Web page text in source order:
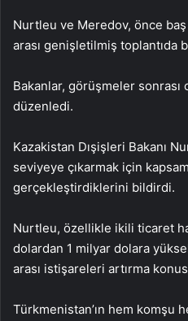
Nurtleu ve Meredov, önce
arası genişletilmiş toplantıda
Bakanlar, görüşmeler sonrası
düzenledi.
Kazakistan Dışişleri Bakanı
seviyeye çıkarmak için
gerçekleştirdiklerini bildirdi.
Nurtleu, özellikle ikili ticaret
dolardan 1 milyar dolara
arası istişareleri artırma
Türkmenistan’ın hem komşu